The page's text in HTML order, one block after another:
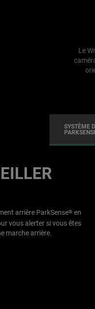
Le
SYSTÈME
arrière ParkSense®en
vous alerter si vous êtes
marche arrière.